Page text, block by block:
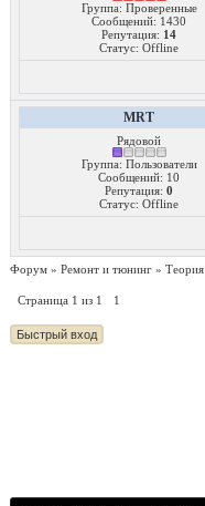
Группа: Проверенные
Сообщений: 1430
Репутация: 14
Статус: Offline
MRT
Рядовой
Группа: Пользователи
Сообщений: 10
Репутация: 0
Статус: Offline
Форум » Ремонт и тюнинг » Теория
Страница 1 из 1 1